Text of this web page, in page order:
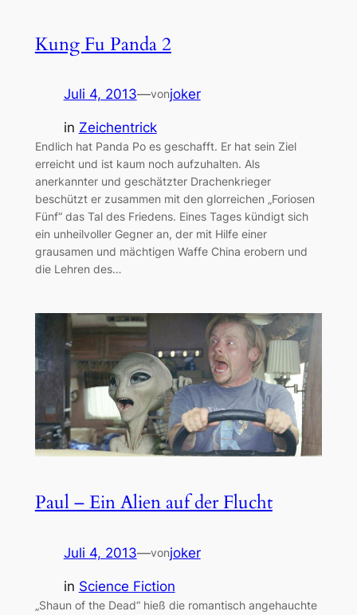
Kung Fu Panda 2
Juli 4, 2013—vonjoker
in Zeichentrick
Endlich hat Panda Po es geschafft. Er hat sein Ziel
erreicht und ist kaum noch aufzuhalten. Als
anerkannter und geschätzter Drachenkrieger
beschützt er zusammen mit den glorreichen „Foriosen
Fünf“ das Tal des Friedens. Eines Tages kündigt sich
ein unheilvoller Gegner an, der mit Hilfe einer
grausamen und mächtigen Waffe China erobern und
die Lehren des…
Paul – Ein Alien auf der Flucht
Juli 4, 2013—vonjoker
in Science Fiction
„Shaun of the Dead“ hieß die romantisch angehauchte